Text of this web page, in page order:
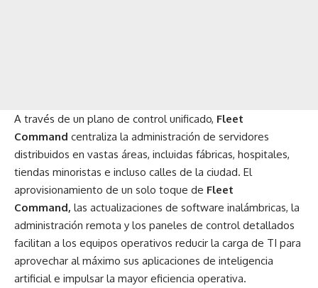
A través de un plano de control unificado, Fleet
Command centraliza la administración de servidores
distribuidos en vastas áreas, incluidas fábricas, hospitales,
tiendas minoristas e incluso calles de la ciudad. El
aprovisionamiento de un solo toque de Fleet
Command, las actualizaciones de software inalámbricas, la
administración remota y los paneles de control detallados
facilitan a los equipos operativos reducir la carga de TI para
aprovechar al máximo sus aplicaciones de inteligencia
artificial e impulsar la mayor eficiencia operativa.